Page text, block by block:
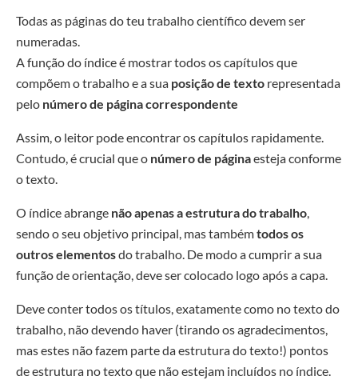
Todas as páginas do teu trabalho científico devem ser
numeradas.
A função do índice é mostrar todos os capítulos que
compõem o trabalho e a sua posição de texto representada
pelo número de página correspondente
Assim, o leitor pode encontrar os capítulos rapidamente.
Contudo, é crucial que o número de páginaesteja conforme
o texto.
O índice abrange não apenas a estrutura do trabalho,
sendo o seu objetivo principal, mas tambémtodos os
outros elementosdo trabalho. De modo a cumprir a sua
função de orientação, deve ser colocado logo após a capa.
Deve conter todos os títulos, exatamente como no texto do
trabalho, não devendo haver (tirando os agradecimentos,
mas estes não fazem parte da estrutura do texto!) pontos
de estrutura no texto que não estejam incluídos no índice.